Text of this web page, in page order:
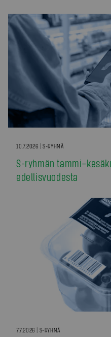
10.7.2026 | S-RYHMÄ
S-ryhmän
edellisvuodesta
7.7.2026 | S-RYHMÄ